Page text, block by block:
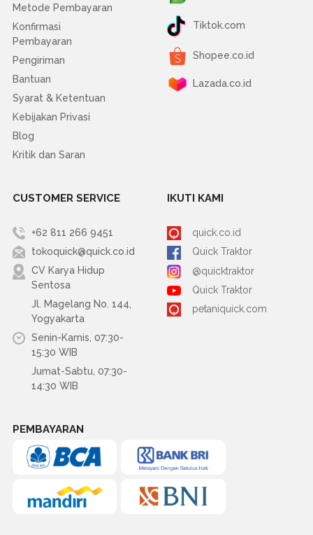
Metode Pembayaran
Konfirmasi
Pembayaran
Pengiriman
Bantuan
Syarat & Ketentuan
Kebijakan Privasi
Blog
Kritik dan Saran
Tiktok.com
Shopee.co.id
Lazada.co.id
CUSTOMER SERVICE
+62 811 266 9451
tokoquick@quick.co.id
CV Karya Hidup
Sentosa
Jl. Magelang No. 144,
Yogyakarta
Senin-Kamis, 07:30-
15:30 WIB
Jumat-Sabtu, 07:30-
14:30 WIB
IKUTI KAMI
quick.co.id
Quick Traktor
@quicktraktor
Quick Traktor
petaniquick.com
PEMBAYARAN